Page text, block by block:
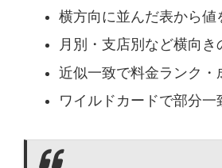
横方向に並んだ表から値
月別・支店別など横向
近似一致で料金ランク・
ワイルドカードで部分一